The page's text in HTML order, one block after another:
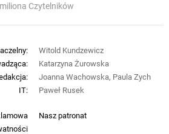
miliona Czytelników
Nasz patronat
Witold Kundzewicz
Katarzyna Żurowska
Joanna Wachowska, Paula Zych
IT:
Paweł Rusek